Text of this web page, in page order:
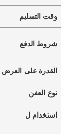
وقت التسليم
شروط الدفع
القدرة على العرض
نوع العفن
استخدام ل